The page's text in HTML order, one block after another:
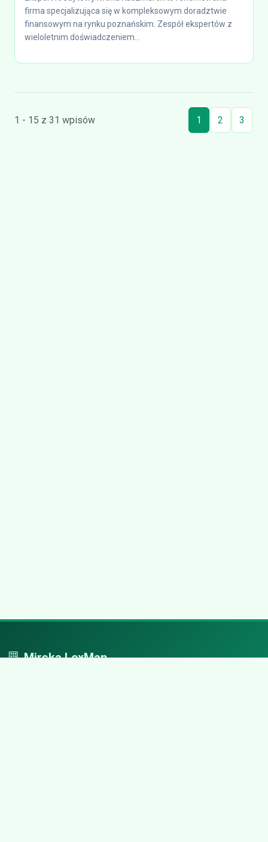
firma specjalizująca się w kompleksowym doradztwie
finansowym na rynku poznańskim. Zespół ekspertów z
wieloletnim doświadczeniem...
1 - 15 z 31 wpisów 1 2 3
Mirska LexMap